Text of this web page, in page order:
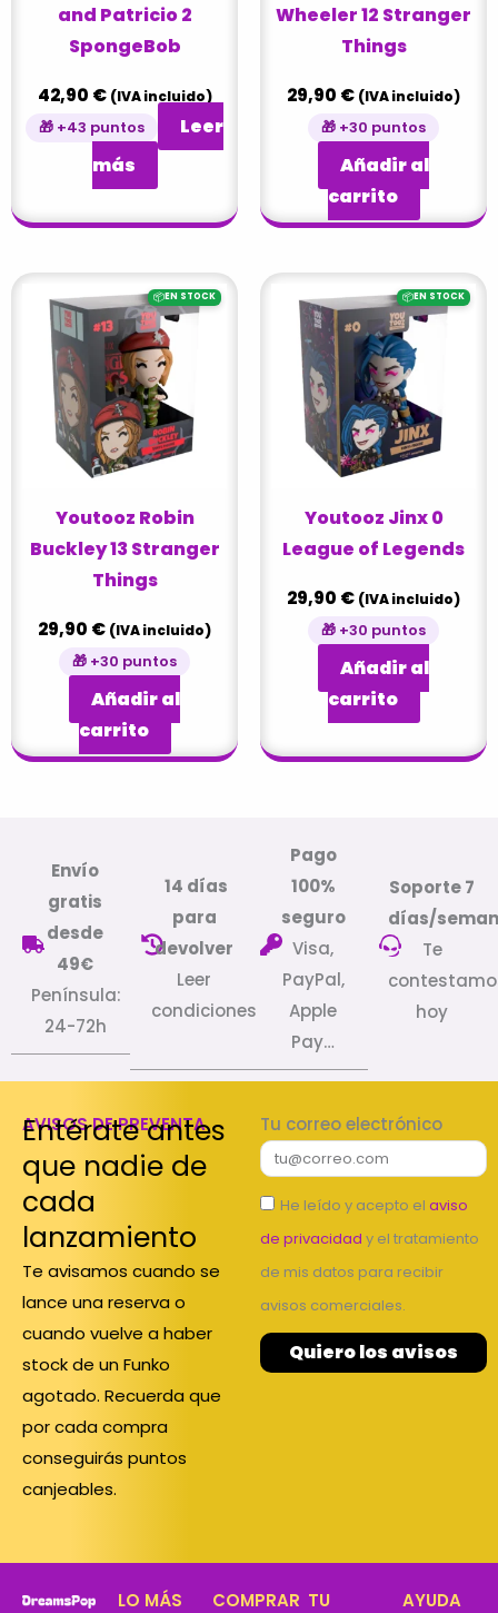
and Patricio 2
SpongeBob
42,90 € (IVA incluido)
🎁 +43 puntos
Leer
más
Wheeler 12 Stranger
Things
29,90 € (IVA incluido)
🎁 +30 puntos
Añadir al
carrito
📦EN STOCK
Youtooz Robin
Buckley 13 Stranger
Things
29,90 € (IVA incluido)
🎁 +30 puntos
Añadir al
carrito
📦EN STOCK
Youtooz Jinx 0
League of Legends
29,90 € (IVA incluido)
🎁 +30 puntos
Añadir al
carrito
Envío
gratis
desde
49€
Península:
24-72h
14 días
para
devolver
Leer
condiciones
Pago
100%
seguro
Visa,
PayPal,
Apple
Pay…
Soporte 7
días/
Te
hoy
AVISOS DE PREVENTA
Entérate antes
que nadie de
cada
lanzamiento
Te avisamos cuando se
lance una reserva o
cuando vuelve a haber
stock de un Funko
agotado. Recuerda que
por cada compra
conseguirás puntos
canjeables.
Tu correo electrónico
He leído y acepto el aviso
de privacidad y el tratamiento
de mis datos para recibir
avisos comerciales.
Quiero los avisos
LO MÁS
COMPRAR TU
AYUDA